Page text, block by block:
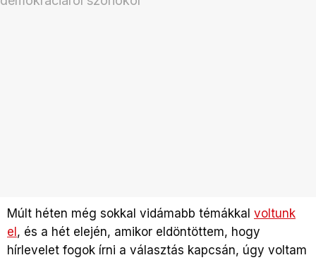
Múlt héten még sokkal vidámabb témákkal voltunk
el, és a hét elején, amikor eldöntöttem, hogy
hírlevelet fogok írni a választás kapcsán, úgy voltam